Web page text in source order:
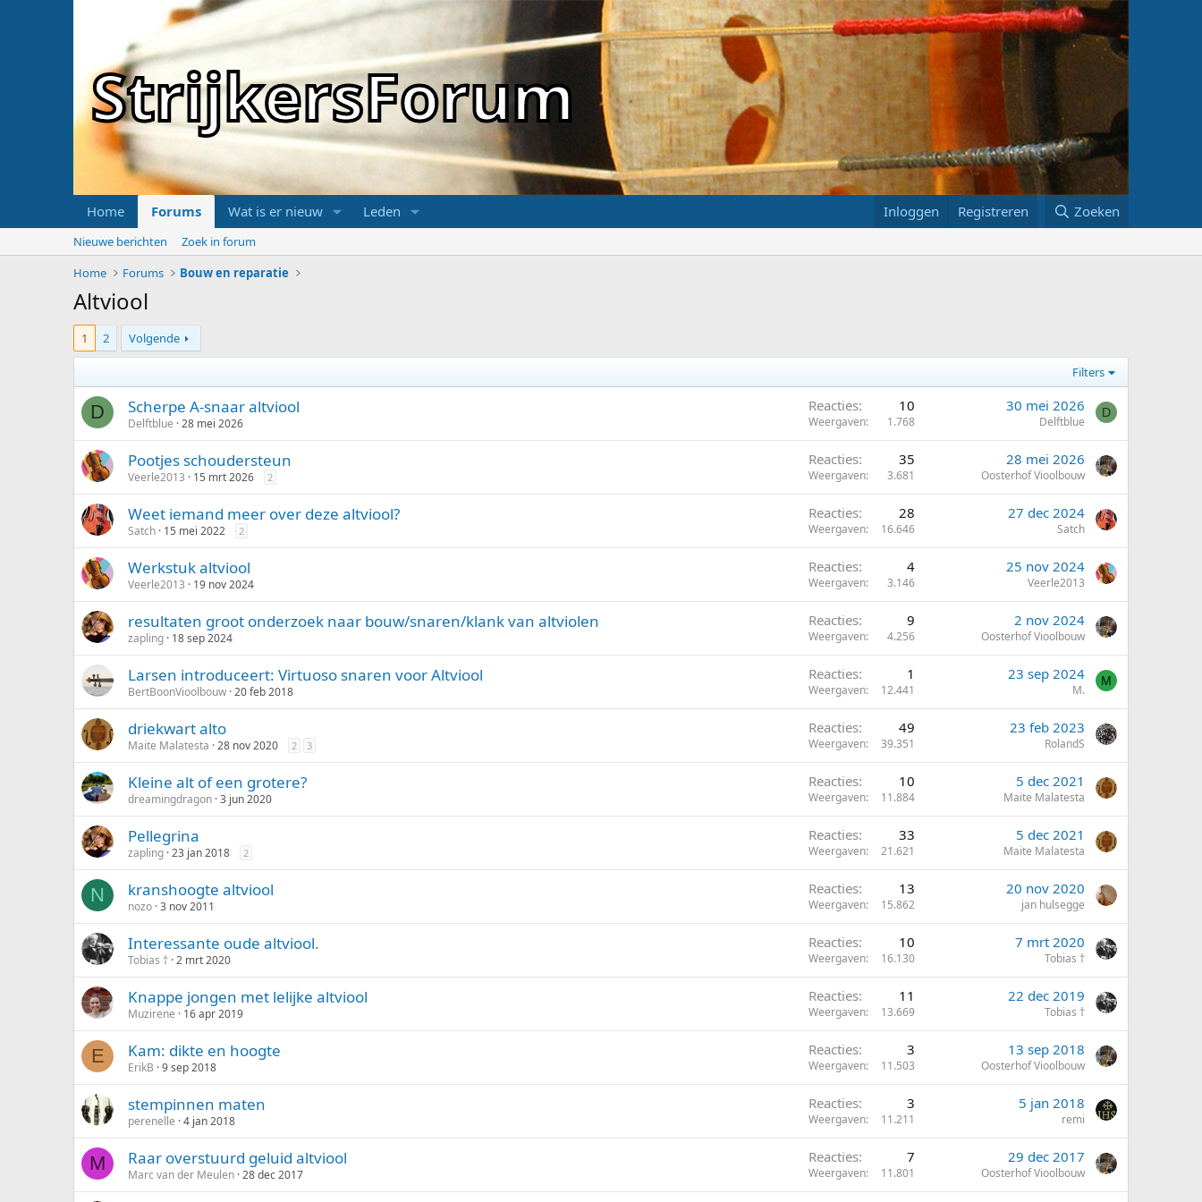
StrijkersForum
Home Forums Wat is er nieuw Leden Inloggen Registreren Zoeken
Nieuwe berichten
Zoek in forum
Home
Forums Bouw en reparatie
Altviool
1 2 Volgende
Filters
D Scherpe A-snaar altviool
Delftblue 28 mei 2026
Reacties 10
Weergaven 1.768
30 mei 2026
Delftblue
D
Pootjes schoudersteun
Veerle2013 15 mrt 2026 2
Reacties 35
Weergaven 3.681
28 mei 2026
Oosterhof Vioolbouw
Weet iemand meer over deze altviool?
Satch 15 mei 2022 2
Reacties 28
Weergaven 16.646
27 dec 2024
Satch
Werkstuk altviool
Veerle2013 19 nov 2024
Reacties 4
Weergaven 3.146
25 nov 2024
Veerle2013
resultaten groot onderzoek naar bouw/snaren/klank van altviolen
zapling 18 sep 2024
Reacties 9
Weergaven 4.256
2 nov 2024
Oosterhof Vioolbouw
Larsen introduceert: Virtuoso snaren voor Altviool
BertBoonVioolbouw 20 feb 2018
Reacties 1
Weergaven 12.441
23 sep 2024
M.
M
driekwart alto
Maite Malatesta 28 nov 2020 2 3
Reacties 49
Weergaven 39.351
23 feb 2023
RolandS
Kleine alt of een grotere?
dreamingdragon 3 jun 2020
Reacties 10
Weergaven 11.884
5 dec 2021
Maite Malatesta
Pellegrina
zapling 23 jan 2018 2
Reacties 33
Weergaven 21.621
5 dec 2021
Maite Malatesta
N kranshoogte altviool
nozo 3 nov 2011
Reacties 13
Weergaven 15.862
20 nov 2020
jan hulsegge
Interessante oude altviool.
Tobias † 2 mrt 2020
Reacties 10
Weergaven 16.130
7 mrt 2020
Tobias †
Knappe jongen met lelijke altviool
Muzirene 16 apr 2019
Reacties 11
Weergaven 13.669
22 dec 2019
Tobias †
E Kam: dikte en hoogte
ErikB 9 sep 2018
Reacties 3
Weergaven 11.503
13 sep 2018
Oosterhof Vioolbouw
stempinnen maten
perenelle 4 jan 2018
Reacties 3
Weergaven 11.211
5 jan 2018
remi
M Raar overstuurd geluid altviool
Marc van der Meulen 28 dec 2017
Reacties 7
Weergaven 11.801
29 dec 2017
Oosterhof Vioolbouw